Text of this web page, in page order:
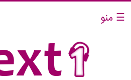
☰ منو